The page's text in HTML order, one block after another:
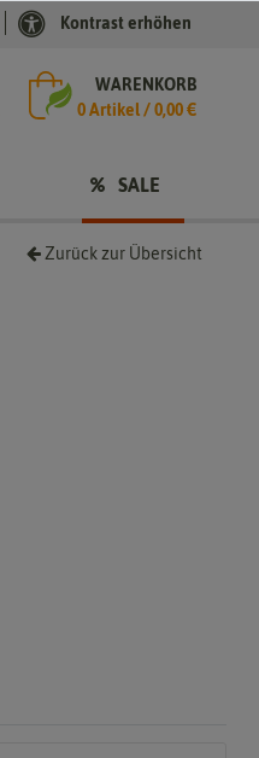
Kontrast erhöhen
WARENKORB
0Artikel /0,00 €
SALE
Zurück zur Übersicht